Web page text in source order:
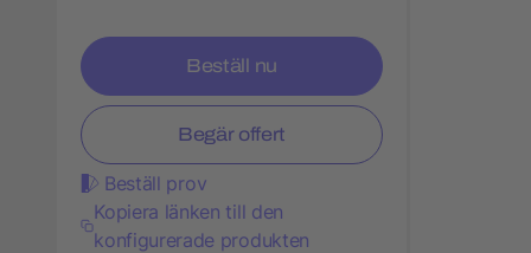
Beställ nu
Begär offert
Beställ prov
Kopiera länken till den
konfigurerade produkten